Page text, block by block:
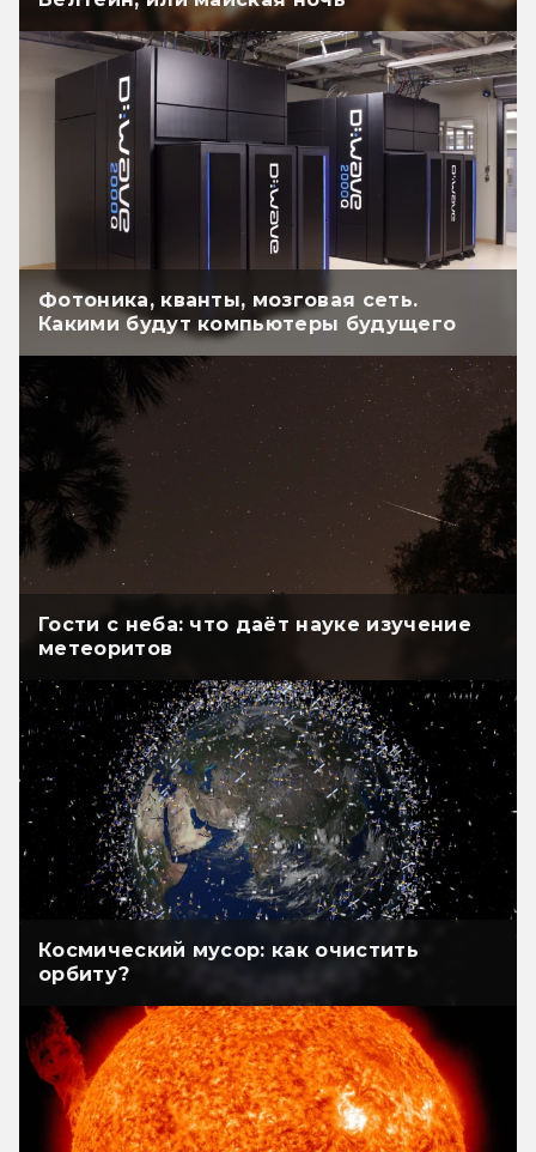
Фотоника, кванты, мозговая сеть.
Какими будут компьютеры будущего
Гости с неба: что даёт науке изучение
метеоритов
Космический мусор: как очистить
орбиту?